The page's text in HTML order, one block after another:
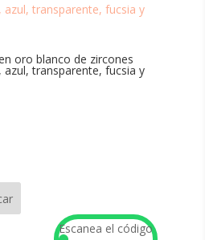
oro blanco de zircones
transparente, fucsia y
Escanea el código